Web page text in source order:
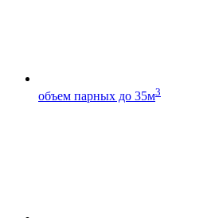
объем парных до 35м3